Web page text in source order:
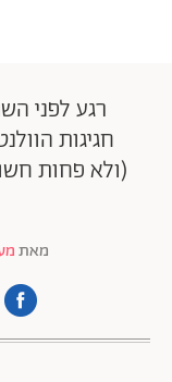
רגע לפני
חגיגות
(ולא פחות
מאת